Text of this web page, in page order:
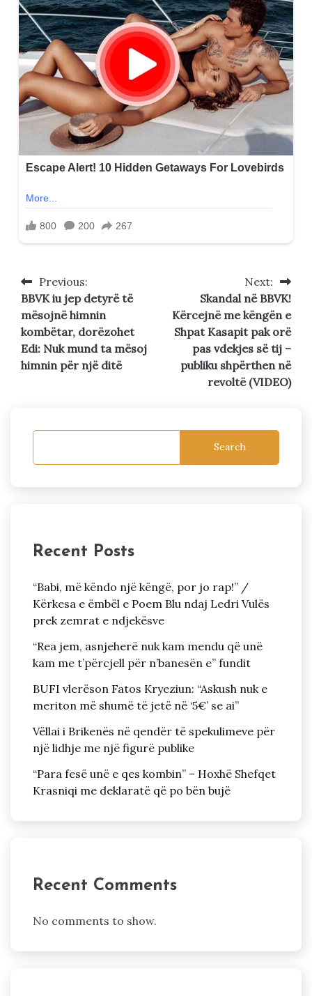
Post
navigation
Previous:
BBVK iu jep detyrë të
mësojnë himnin
kombëtar, dorëzohet
Edi: Nuk mund ta mësoj
himnin për një ditë
Next:
Skandal në BBVK!
Kërcejnë me këngën e
Shpat Kasapit pak orë
pas vdekjes së tij –
publiku shpërthen në
revoltë (VIDEO)
Search
Recent Posts
“Babi, më këndo një këngë, por jo rap!” /
Kërkesa e ëmbël e Poem Blu ndaj Ledri Vulës
prek zemrat e ndjekësve
“Rea jem, asnjeherë nuk kam mendu që unë
kam me t’përcjell për n’banesën e” fundit
BUFI vlerëson Fatos Kryeziun: “Askush nuk e
meriton më shumë të jetë në ‘5€’ se ai”
Vëllai i Brikenës në qendër të spekulimeve për
një lidhje me një figurë publike
“Para fesë unë e qes kombin” – Hoxhë Shefqet
Krasniqi me deklaratë që po bën bujë
Recent Comments
No comments to show.